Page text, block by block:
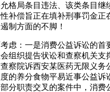
格局条目违法、该类条目继
补偿旨正在填补刑事罚金正
制方面的不脚！
：一是消费公益诉讼的首
组织提告状讼和查察机关支
察院诉西安某医药无限义务
的养分食物平易近事公益诉
分职责交叉的案件中，消费